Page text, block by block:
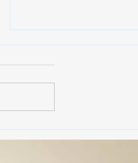
🚔💊 SSC ASEGURA MÁS DE
25 MIL DOSIS DE DROGA